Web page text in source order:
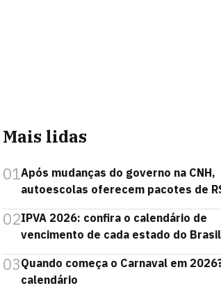
Mais lidas
01Após mudanças do governo na CNH,
autoescolas oferecem pacotes de
02IPVA 2026: confira o calendário de
vencimento de cada estado do Brasil
03Quando começa o Carnaval em
calendário